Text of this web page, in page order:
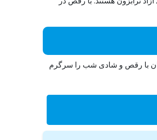
با رقص و شادی شب را سرگرم